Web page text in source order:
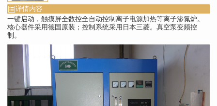
详情内容
一键启动，触摸屏全数控全自动控制离子电源加热等离子渗氮炉。
核心器件采用德国原装；控制系统采用日本三菱。真空泵变频控
制。